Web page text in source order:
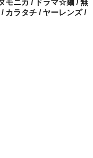
モニカ / ドラマ☆麺 / 無
カラタチ / ヤーレンズ /